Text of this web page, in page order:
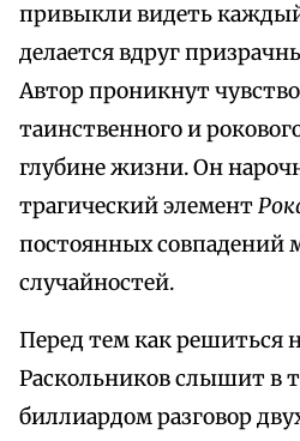
привыкли видеть
делается вдруг
Автор проникнут
таинственного и
глубине жизни. Он
трагический элемент
постоянных совпадений
случайностей.
Перед тем как решиться
Раскольников слышит в
биллиардом разговор